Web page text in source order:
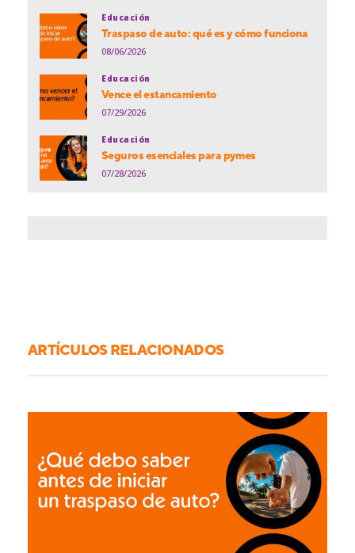
Educación
Traspaso de auto: qué es y cómo funciona
08/06/2026
Educación
Vence el estancamiento
07/29/2026
Educación
Seguros esenciales para pymes
07/28/2026
ARTÍCULOS RELACIONADOS